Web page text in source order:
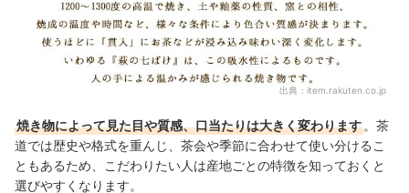
出典： item.rakuten.co.jp
焼き物によって見た目や質感、口当たりは大きく変わります 。茶
道では歴史や格式を重んじ、茶会や季節に合わせて使い分けるこ
ともあるため、こだわりたい人は産地ごとの特徴を知っておくと
選びやすくなります。